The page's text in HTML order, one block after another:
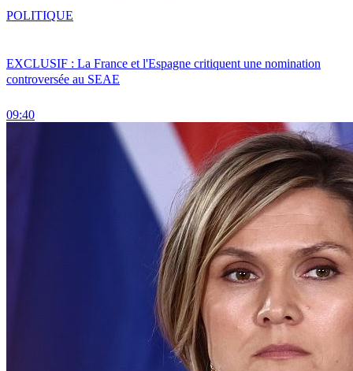
EXCLUSIF : La France et l'Espagne critiquent une nomination
controversée au SEAE
09:40
POLITIQUE